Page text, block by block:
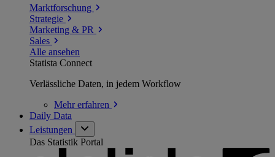
Marktforschung
Strategie
Marketing & PR
Sales
Alle ansehen
Statista Connect
Verlässliche Daten, in jedem Workflow
Mehrerfahren
Daily Data
Leistungen
Das Statistik Portal